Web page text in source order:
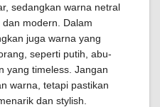
sedangkan warna netral
modern. Dalam
juga warna yang
seperti putih, abu-
yang timeless. Jangan
warna, tetapi pastikan
dan stylish.